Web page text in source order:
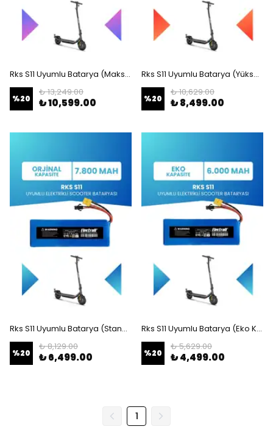
Rks S11 Uyumlu Batarya (Maksimum Kapasite) 36v 12.800Mah Elektrikli Scooter Bataryası
%20
₺ 13,249.00
₺ 10,599.00
Rks S11 Uyumlu Batarya (Yüksek Kapasite) 36v 9.600Mah Elektrikli Scooter Bataryası
%20
₺ 10,629.00
₺ 8,499.00
Rks S11 Uyumlu Batarya (Standart Kapasite) 36v 7.800Mah Elektrikli Scooter Bataryası
%20
₺ 8,129.00
₺ 6,499.00
Rks S11 Uyumlu Batarya (Eko Kapasite) 36v 6.000Mah Elektrikli Scooter Bataryası
%20
₺ 5,629.00
₺ 4,499.00
1